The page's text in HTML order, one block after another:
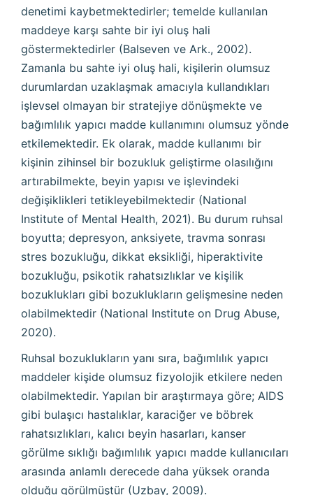
denetimi kaybetmektedirler; temelde kullanılan
maddeye karşı sahte bir iyi oluş hali
göstermektedirler (Balseven ve Ark., 2002).
Zamanla bu sahte iyi oluş hali, kişilerin olumsuz
durumlardan uzaklaşmak amacıyla kullandıkları
işlevsel olmayan bir stratejiye dönüşmekte ve
bağımlılık yapıcı madde kullanımını olumsuz yönde
etkilemektedir. Ek olarak, madde kullanımı bir
kişinin zihinsel bir bozukluk geliştirme olasılığını
artırabilmekte, beyin yapısı ve işlevindeki
değişiklikleri tetikleyebilmektedir (National
Institute of Mental Health, 2021). Bu durum ruhsal
boyutta; depresyon, anksiyete, travma sonrası
stres bozukluğu, dikkat eksikliği, hiperaktivite
bozukluğu, psikotik rahatsızlıklar ve kişilik
bozuklukları gibi bozuklukların gelişmesine neden
olabilmektedir (National Institute on Drug Abuse,
2020).
Ruhsal bozuklukların yanı sıra, bağımlılık yapıcı
maddeler kişide olumsuz fizyolojik etkilere neden
olabilmektedir. Yapılan bir araştırmaya göre; AIDS
gibi bulaşıcı hastalıklar, karaciğer ve böbrek
rahatsızlıkları, kalıcı beyin hasarları, kanser
görülme sıklığı bağımlılık yapıcı madde kullanıcıları
arasında anlamlı derecede daha yüksek oranda
olduğu görülmüştür (Uzbay, 2009).